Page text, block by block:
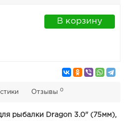
В корзину
Отзывы 0
рыбалки Dragon 3.0" (75мм),